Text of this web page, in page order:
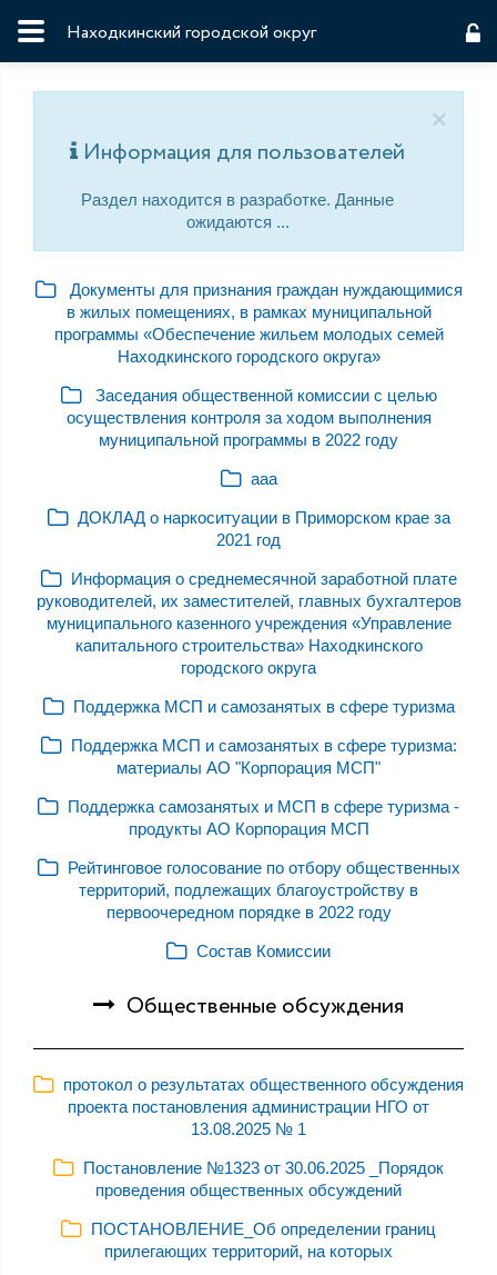
Находкинский городской округ
×
Информация для пользователей
Раздел находится в разработке. Данные
ожидаются ...
Документы для признания граждан нуждающимися
в жилых помещениях, в рамках муниципальной
программы «Обеспечение жильем молодых семей
Находкинского городского округа»
Заседания общественной комиссии с целью
осуществления контроля за ходом выполнения
муниципальной программы в 2022 году
ааа
ДОКЛАД о наркоситуации в Приморском крае за
2021 год
Информация о среднемесячной заработной плате
руководителей, их заместителей, главных бухгалтеров
муниципального казенного учреждения «Управление
капитального строительства» Находкинского
городского округа
Поддержка МСП и самозанятых в сфере туризма
Поддержка МСП и самозанятых в сфере туризма:
материалы АО "Корпорация МСП"
Поддержка самозанятых и МСП в сфере туризма -
продукты АО Корпорация МСП
Рейтинговое голосование по отбору общественных
территорий, подлежащих благоустройству в
первоочередном порядке в 2022 году
Состав Комиссии
Общественные обсуждения
протокол о результатах общественного обсуждения
проекта постановления администрации НГО от
13.08.2025 № 1
Постановление №1323 от 30.06.2025 _Порядок
проведения общественных обсуждений
ПОСТАНОВЛЕНИЕ_Об определении границ
прилегающих территорий, на которых